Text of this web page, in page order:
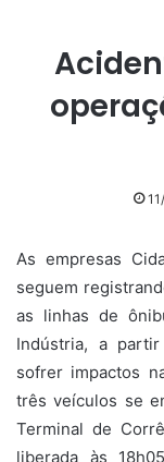
As empresas
seguem
as linhas de
Indústria, a
sofrer impactos
três veículos se
Terminal de
liberada às